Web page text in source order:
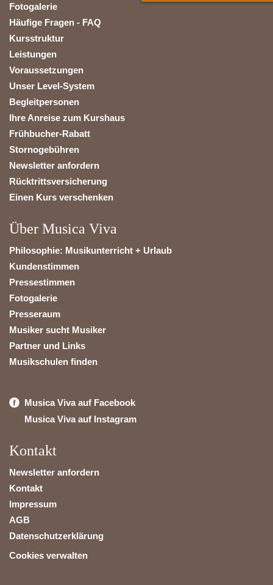
Fotogalerie
Häufige Fragen - FAQ
Kursstruktur
Leistungen
Voraussetzungen
Unser Level-System
Begleitpersonen
Ihre Anreise zum Kurshaus
Frühbucher-Rabatt
Stornogebühren
Newsletter anfordern
Rücktrittsversicherung
Einen Kurs verschenken
Über Musica Viva
Philosophie: Musikunterricht + Urlaub
Kundenstimmen
Pressestimmen
Fotogalerie
Presseraum
Musiker sucht Musiker
Partner und Links
Musikschulen finden
Musica Viva auf Facebook
Musica Viva auf Instagram
Kontakt
Newsletter anfordern
Kontakt
Impressum
AGB
Datenschutzerklärung
Cookies verwalten